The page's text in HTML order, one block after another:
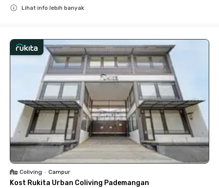
Lihat info lebih banyak
Coliving • Campur
Kost Rukita Urban Coliving Pademangan